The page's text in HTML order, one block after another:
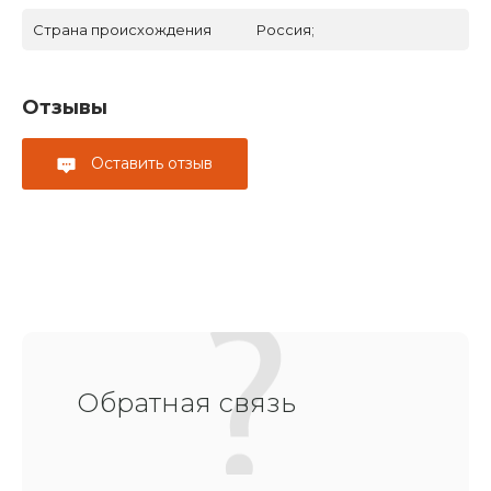
Страна происхождения Россия;
Отзывы
Оставить отзыв
Обратная связь